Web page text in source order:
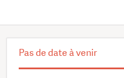
Pas de date à venir